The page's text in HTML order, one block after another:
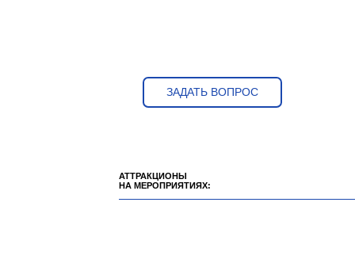
ЗАДАТЬ ВОПРОС
АТТРАКЦИОНЫ
НА МЕРОПРИЯТИЯХ: